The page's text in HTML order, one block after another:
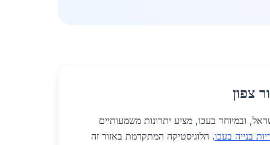
צפון
בישראל, ובמיוחד בעכו, מציע יתרונות משמעותיים
בנייה בעכו. הלוגיסטיקה המתקדמת באזור זה